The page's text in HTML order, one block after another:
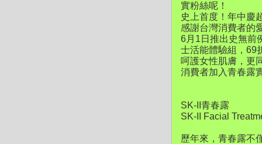
實粉絲呢！
史上首度！年中慶
感謝台灣消費者的
6月1日推出史無前
士活能體驗組，69
呵護女性肌膚，更
消費者加入青春露
SK-II青春露
SK-II Facial
歷年來，青春露不